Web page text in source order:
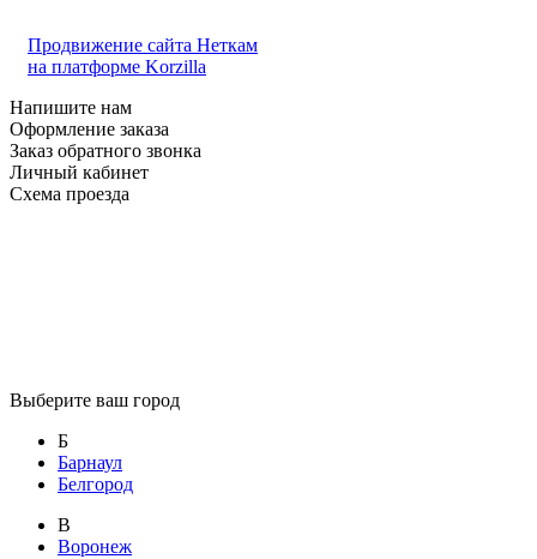
Продвижение сайта Неткам
на платформе Korzilla
Напишите нам
Оформление заказа
Заказ обратного звонка
Личный кабинет
Схема проезда
Выберите ваш город
Б
Барнаул
Белгород
В
Воронеж